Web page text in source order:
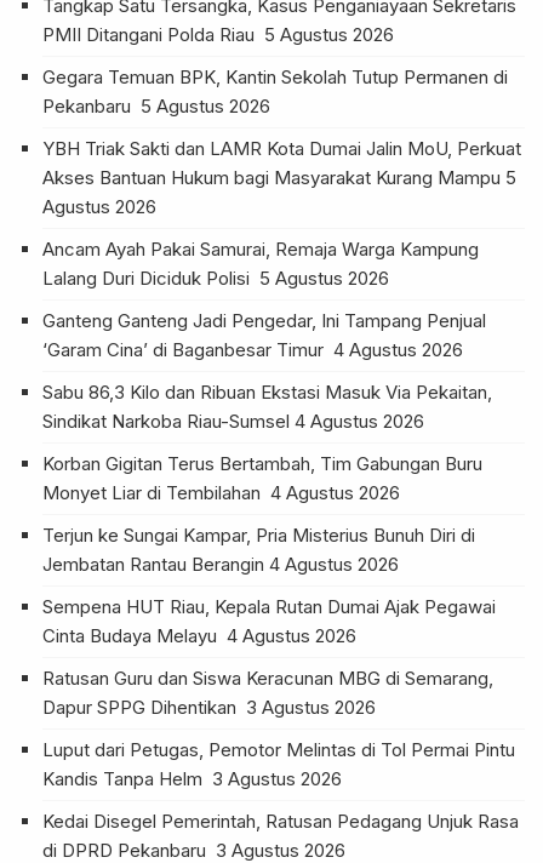
Tangkap Satu Tersangka, Kasus Penganiayaan Sekretaris
PMII Ditangani Polda Riau 5 Agustus 2026
Gegara Temuan BPK, Kantin Sekolah Tutup Permanen di
Pekanbaru 5 Agustus 2026
YBH Triak Sakti dan LAMR Kota Dumai Jalin MoU, Perkuat
Akses Bantuan Hukum bagi Masyarakat Kurang Mampu 5
Agustus 2026
Ancam Ayah Pakai Samurai, Remaja Warga Kampung
Lalang Duri Diciduk Polisi 5 Agustus 2026
Ganteng Ganteng Jadi Pengedar, Ini Tampang Penjual
‘Garam Cina’ di Baganbesar Timur 4 Agustus 2026
Sabu 86,3 Kilo dan Ribuan Ekstasi Masuk Via Pekaitan,
Sindikat Narkoba Riau-Sumsel 4 Agustus 2026
Korban Gigitan Terus Bertambah, Tim Gabungan Buru
Monyet Liar di Tembilahan 4 Agustus 2026
Terjun ke Sungai Kampar, Pria Misterius Bunuh Diri di
Jembatan Rantau Berangin 4 Agustus 2026
Sempena HUT Riau, Kepala Rutan Dumai Ajak Pegawai
Cinta Budaya Melayu 4 Agustus 2026
Ratusan Guru dan Siswa Keracunan MBG di Semarang,
Dapur SPPG Dihentikan 3 Agustus 2026
Luput dari Petugas, Pemotor Melintas di Tol Permai Pintu
Kandis Tanpa Helm 3 Agustus 2026
Kedai Disegel Pemerintah, Ratusan Pedagang Unjuk Rasa
di DPRD Pekanbaru 3 Agustus 2026